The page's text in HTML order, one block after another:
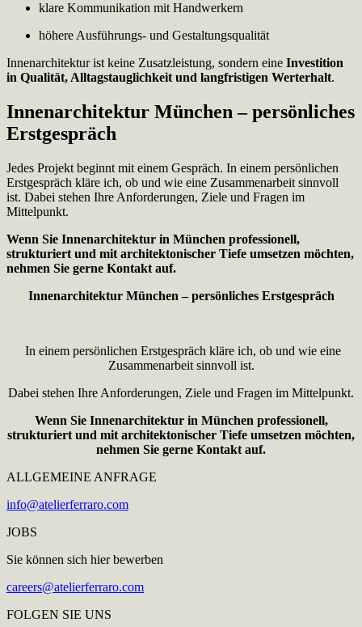
klare Kommunikation mit Handwerkern
höhere Ausführungs- und Gestaltungsqualität
Innenarchitektur ist keine Zusatzleistung, sondern eine Investition
in Qualität, Alltagstauglichkeit und langfristigen Werterhalt.
Innenarchitektur München – persönliches
Erstgespräch
Jedes Projekt beginnt mit einem Gespräch. In einem persönlichen
Erstgespräch kläre ich, ob und wie eine Zusammenarbeit sinnvoll
ist. Dabei stehen Ihre Anforderungen, Ziele und Fragen im
Mittelpunkt.
Wenn Sie Innenarchitektur in München professionell,
strukturiert und mit architektonischer Tiefe umsetzen möchten,
nehmen Sie gerne Kontakt auf.
Innenarchitektur München – persönliches Erstgespräch
In einem persönlichen Erstgespräch kläre ich, ob und wie eine
Zusammenarbeit sinnvoll ist.
Dabei stehen Ihre Anforderungen, Ziele und Fragen im Mittelpunkt.
Wenn Sie Innenarchitektur in München professionell,
strukturiert und mit architektonischer Tiefe umsetzen möchten,
nehmen Sie gerne Kontakt auf.
ALLGEMEINE ANFRAGE
info@atelierferraro.com
JOBS
Sie können sich hier bewerben
careers@atelierferraro.com
FOLGEN SIE UNS